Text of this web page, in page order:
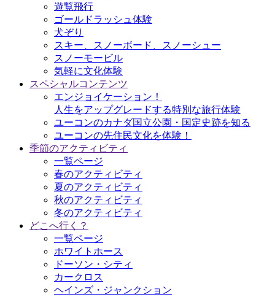
遊覧飛行
ゴールドラッシュ体験
犬ぞり
スキー、スノーボード、スノーシュー
スノーモービル
気軽に文化体験
スペシャルコンテンツ
エンジョイケーション！
人生をアップグレードする特別な旅行体験
ユーコンのカナダ国立公園・国定史跡を知る
ユーコンの先住民文化を体験！
季節のアクティビティ
一覧ページ
春のアクティビティ
夏のアクティビティ
秋のアクティビティ
冬のアクティビティ
どこへ行く？
一覧ページ
ホワイトホース
ドーソン・シティ
カークロス
ヘインズ・ジャンクション